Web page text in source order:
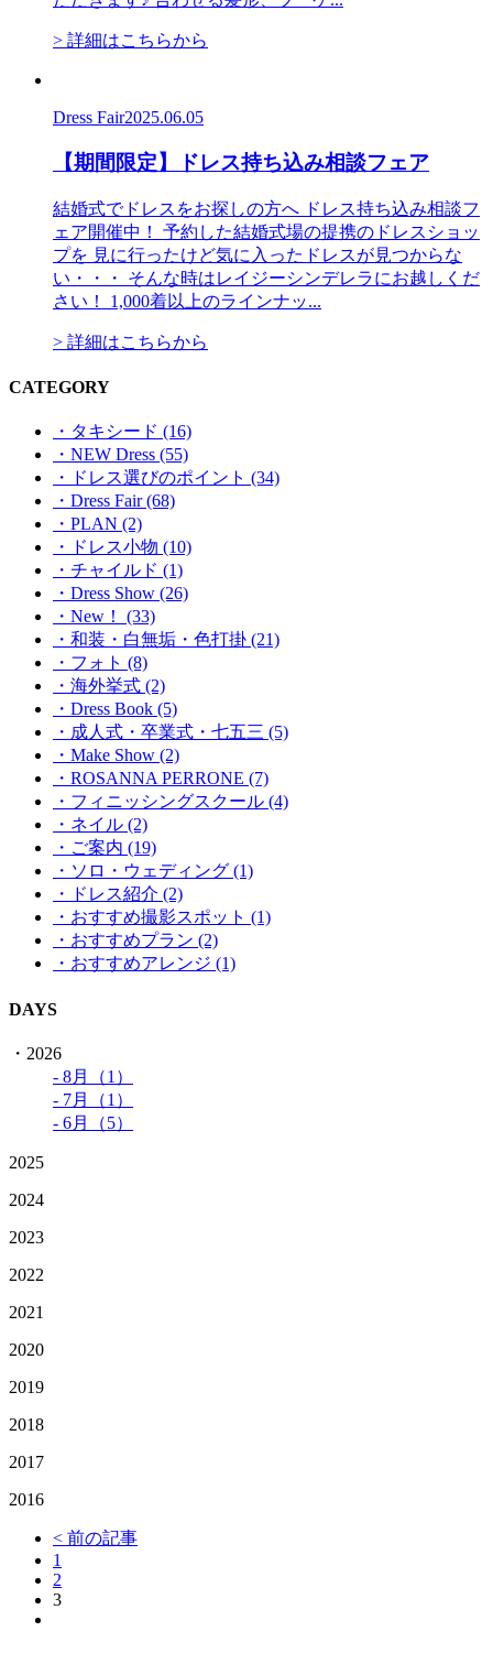
> 詳細はこちらから
Dress Fair2025.06.05
【期間限定】ドレス持ち込み相談フェア
結婚式でドレスをお探しの方へ ドレス持ち込み相談フ
ェア開催中！ 予約した結婚式場の提携のドレスショッ
プを 見に行ったけど気に入ったドレスが見つからな
い・・・ そんな時はレイジーシンデレラにお越しくだ
さい！ 1,000着以上のラインナッ...
> 詳細はこちらから
CATEGORY
・タキシード (16)
・NEW Dress (55)
・ドレス選びのポイント (34)
・Dress Fair (68)
・PLAN (2)
・ドレス小物 (10)
・チャイルド (1)
・Dress Show (26)
・New！ (33)
・和装・白無垢・色打掛 (21)
・フォト (8)
・海外挙式 (2)
・Dress Book (5)
・成人式・卒業式・七五三 (5)
・Make Show (2)
・ROSANNA PERRONE (7)
・フィニッシングスクール (4)
・ネイル (2)
・ご案内 (19)
・ソロ・ウェディング (1)
・ドレス紹介 (2)
・おすすめ撮影スポット (1)
・おすすめプラン (2)
・おすすめアレンジ (1)
DAYS
・2026
- 8月（1）
- 7月（1）
- 6月（5）
2025
2024
2023
2022
2021
2020
2019
2018
2017
2016
< 前の記事
1
2
3